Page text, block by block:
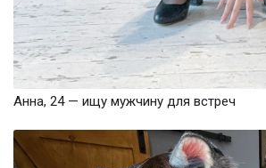
Анна, 24 — ищу мужчину для встреч